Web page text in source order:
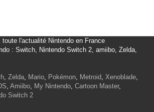
toute l'actualité Nintendo en France
: Switch, Nintendo Switch 2, amiibo, Zelda,
, Zelda, Mario, Pokémon, Metroid, Xenoblade,
, Amiibo, My Nintendo, Cartoon Master,
Switch 2